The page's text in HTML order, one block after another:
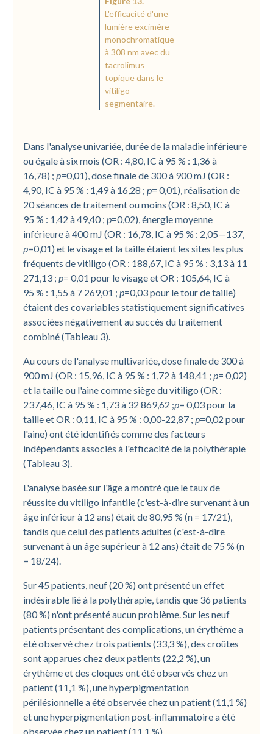
L'efficacité d'une
lumière excimère
monochromatique
à 308 nm avec du
tacrolimus
topique dans le
vitiligo
segmentaire.
Dans l'analyse univariée, durée de la maladie inférieure
ou égale à six mois (OR : 4,80, IC à 95 % : 1,36 à
16,78) ;p=0,01), dose finale de 300 à 900 mJ (OR :
4,90, IC à 95 % : 1,49 à 16,28 ;p= 0,01), réalisation de
20 séances de traitement ou moins (OR : 8,50, IC à
95 % : 1,42 à 49,40 ;p=0,02), énergie moyenne
inférieure à 400 mJ (OR : 16,78, IC à 95 % : 2,05—137,
p=0,01) et le visage et la taille étaient les sites les plus
fréquents de vitiligo (OR : 188,67, IC à 95 % : 3,13 à 11
271,13 ;p= 0,01 pour le visage et OR : 105,64, IC à
95 % : 1,55 à 7 269,01 ;p=0,03 pour le tour de taille)
étaient des covariables statistiquement significatives
associées négativement au succès du traitement
combiné (Tableau 3).
Au cours de l'analyse multivariée, dose finale de 300 à
900 mJ (OR : 15,96, IC à 95 % : 1,72 à 148,41 ;p= 0,02)
et la taille ou l'aine comme siège du vitiligo (OR :
237,46, IC à 95 % : 1,73 à 32 869,62 ;p= 0,03 pour la
taille et OR : 0,11, IC à 95 % : 0,00-22,87 ;p=0,02 pour
l'aine) ont été identifiés comme des facteurs
indépendants associés à l'efficacité de la polythérapie
(Tableau 3).
L'analyse basée sur l'âge a montré que le taux de
réussite du vitiligo infantile (c'est-à-dire survenant à un
âge inférieur à 12 ans) était de 80,95 % (n = 17/21),
tandis que celui des patients adultes (c'est-à-dire
survenant à un âge supérieur à 12 ans) était de 75 % (n
= 18/24).
Sur 45 patients, neuf (20 %) ont présenté un effet
indésirable lié à la polythérapie, tandis que 36 patients
(80 %) n'ont présenté aucun problème. Sur les neuf
patients présentant des complications, un érythème a
été observé chez trois patients (33,3 %), des croûtes
sont apparues chez deux patients (22,2 %), un
érythème et des cloques ont été observés chez un
patient (11,1 %), une hyperpigmentation
périlésionnelle a été observée chez un patient (11,1 %)
et une hyperpigmentation post-inflammatoire a été
observée chez un patient (11,1 %).